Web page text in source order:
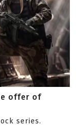
offer of
series.